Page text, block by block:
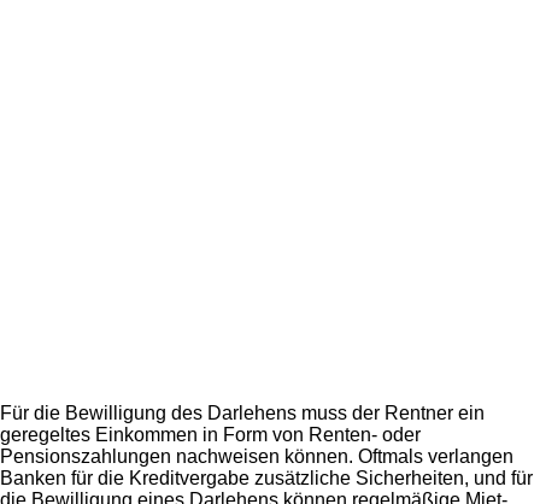
Für die Bewilligung des Darlehens muss der Rentner ein
geregeltes Einkommen in Form von Renten- oder
Pensionszahlungen nachweisen können. Oftmals verlangen
Banken für die Kreditvergabe zusätzliche Sicherheiten, und für
die Bewilligung eines Darlehens können regelmäßige Miet-